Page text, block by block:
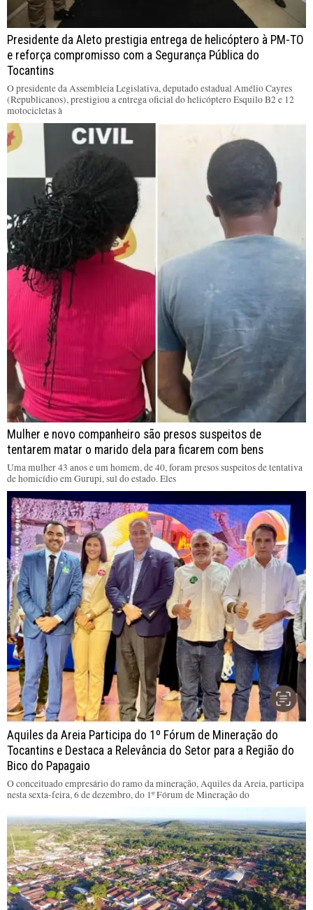
Presidente da Aleto prestigia entrega de helicóptero à PM-TO
e reforça compromisso com a Segurança Pública do
Tocantins
O presidente da Assembleia Legislativa, deputado estadual Amélio Cayres
(Republicanos), prestigiou a entrega oficial do helicóptero Esquilo B2 e 12
motocicletas à
Mulher e novo companheiro são presos suspeitos de
tentarem matar o marido dela para ficarem com bens
Uma mulher 43 anos e um homem, de 40, foram presos suspeitos de tentativa
de homicídio em Gurupi, sul do estado. Eles
Aquiles da Areia Participa do 1º Fórum de Mineração do
Tocantins e Destaca a Relevância do Setor para a Região do
Bico do Papagaio
O conceituado empresário do ramo da mineração, Aquiles da Areia, participa
nesta sexta-feira, 6 de dezembro, do 1º Fórum de Mineração do